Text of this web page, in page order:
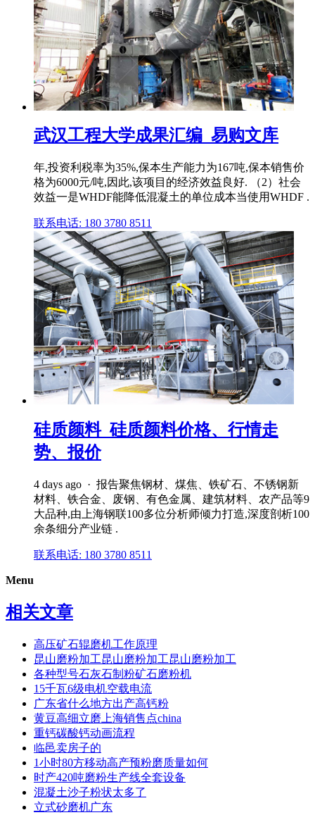
武汉工程大学成果汇编_易购文库
年,投资利税率为35%,保本生产能力为167吨,保本销售价
格为6000元/吨,因此,该项目的经济效益良好. （2）社会
效益一是WHDF能降低混凝土的单位成本当使用WHDF .
联系电话: 180 3780 8511
硅质颜料_硅质颜料价格、行情走
势、报价
4 days ago · 报告聚焦钢材、煤焦、铁矿石、不锈钢新
材料、铁合金、废钢、有色金属、建筑材料、农产品等9
大品种,由上海钢联100多位分析师倾力打造,深度剖析100
余条细分产业链 .
联系电话: 180 3780 8511
Menu
相关文章
高压矿石辊磨机工作原理
昆山磨粉加工昆山磨粉加工昆山磨粉加工
各种型号石灰石制粉矿石磨粉机
15千瓦6级电机空载电流
广东省什么地方出产高钙粉
黄豆高细立磨上海销售点china
重钙碳酸钙动画流程
临邑卖房子的
1小时80方移动高产预粉磨质量如何
时产420吨磨粉生产线全套设备
混凝土沙子粉状太多了
立式砂磨机广东